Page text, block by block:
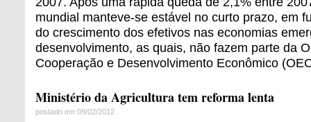
mundial manteve-se estável no curto prazo, em
do crescimento dos efetivos nas economias
desenvolvimento, as quais, não fazem parte da
Cooperação e Desenvolvimento Econômico
Ministério da Agricultura tem reforma lenta
postado em 09/02/2012